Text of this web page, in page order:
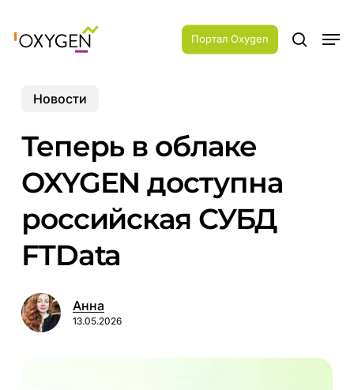
main
Портал Oxygen search
Новости
Теперь в облаке
OXYGEN доступна
российская СУБД
FTData
Анна
13.05.2026